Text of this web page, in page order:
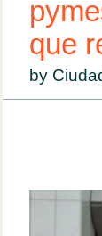
que
by